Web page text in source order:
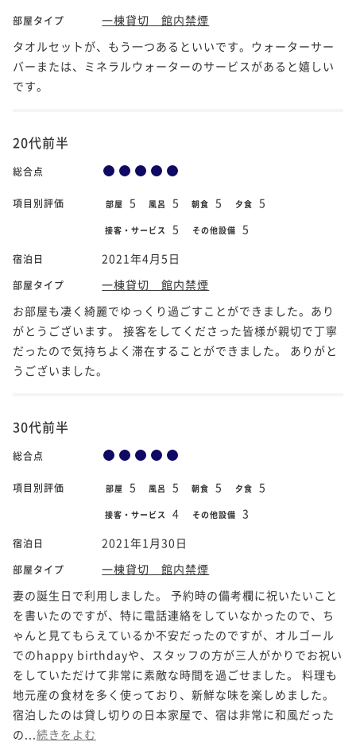
部屋タイプ
一棟貸切 館内禁煙
タオルセットが、もう一つあるといいです。ウォーターサー
バーまたは、ミネラルウォーターのサービスがあると嬉しい
です。
20代前半
総合点
項目別評価 部屋 5 風呂 5 朝食 5 夕食 5
接客・サービス 5 その他設備 5
宿泊日 2021年4月5日
部屋タイプ
一棟貸切 館内禁煙
お部屋も凄く綺麗でゆっくり過ごすことができました。あり
がとうございます。 接客をしてくださった皆様が親切で丁寧
だったので気持ちよく滞在することができました。 ありがと
うございました。
30代前半
総合点
項目別評価 部屋 5 風呂 5 朝食 5 夕食 5
接客・サービス 4 その他設備 3
宿泊日 2021年1月30日
部屋タイプ
一棟貸切 館内禁煙
妻の誕生日で利用しました。 予約時の備考欄に祝いたいこと
を書いたのですが、特に電話連絡をしていなかったので、ち
ゃんと見てもらえているか不安だったのですが、オルゴール
でのhappy birthdayや、スタッフの方が三人がかりでお祝い
をしていただけて非常に素敵な時間を過ごせました。 料理も
地元産の食材を多く使っており、新鮮な味を楽しめました。
宿泊したのは貸し切りの日本家屋で、宿は非常に和風だった
の... 続きをよむ